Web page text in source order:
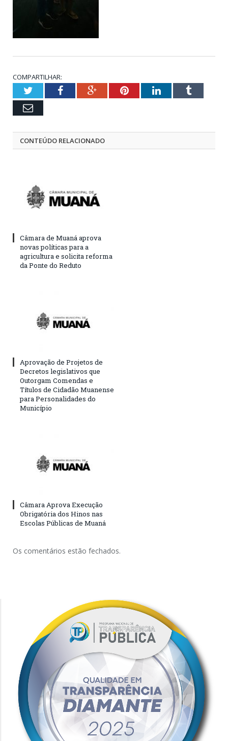
COMPARTILHAR:
TwitterFacebookGoogle+PinterestLinkedInTumblr
Email
CONTEÚDO RELACIONADO
Câmara de Muaná aprova
novas políticas para a
agricultura e solicita reforma
da Ponte do Reduto
Aprovação de Projetos de
Decretos legislativos que
Outorgam Comendas e
Títulos de Cidadão Muanense
para Personalidades do
Município
Câmara Aprova Execução
Obrigatória dos Hinos nas
Escolas Públicas de Muaná
Os comentários estão fechados.